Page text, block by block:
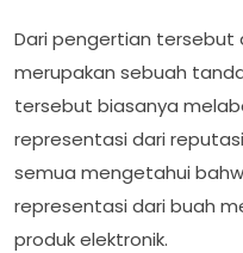
Dari pengertian
merupakan sebuah
tersebut biasanya
representasi dari
semua mengetahui
representasi dari buah
produk elektronik.